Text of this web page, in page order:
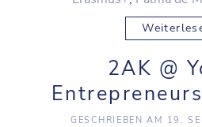
2AK @
GESCHRIEBEN AM 19.